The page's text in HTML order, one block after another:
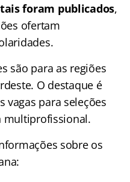
foram publicados,
ofertam
são para as regiões
O destaque é
vagas para seleções
multiprofissional.
sobre os